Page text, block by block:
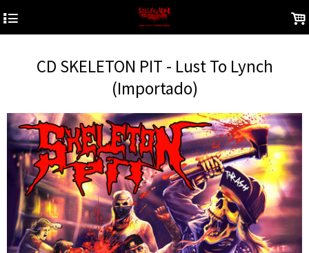
4 .
CD SKELETON PIT - Lust To Lynch
(Importado)